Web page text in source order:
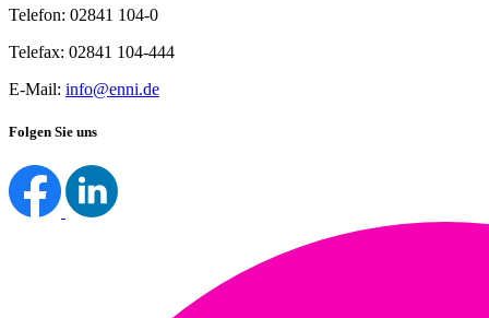
Telefon: 02841 104-0
Telefax: 02841 104-444
E-Mail: info@enni.de
Folgen Sie uns